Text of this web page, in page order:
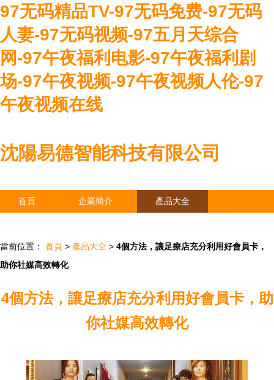
97无码精品TV-97无码免费-97无码
人妻-97无码视频-97五月天综合
网-97午夜福利电影-97午夜福利剧
场-97午夜视频-97午夜视频人伦-97
午夜视频在线
沈陽易德智能科技有限公司
首頁 企業簡介 產品大全
當前位置： 首頁 > 產品大全 > 4個方法，讓足療店充分利用好會員卡，
助你社媒高效轉化
4個方法，讓足療店充分利用好會員卡，助
你社媒高效轉化